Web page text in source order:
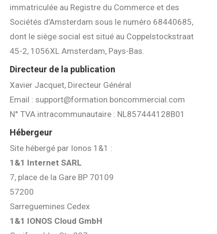
immatriculée au Registre du Commerce et des
Sociétés d’Amsterdam sous le numéro 68440685,
dont le siège social est situé au Coppelstockstraat
45-2, 1056XL Amsterdam, Pays-Bas.
Directeur de la publication
Xavier Jacquet, Directeur Général
Email : support@formation.boncommercial.com
N° TVA intracommunautaire : NL857444128B01
Hébergeur
Site hébergé par Ionos 1&1 :
1&1 Internet SARL
7, place de la Gare BP 70109
57200
Sarreguemines Cedex
1&1 IONOS Cloud GmbH